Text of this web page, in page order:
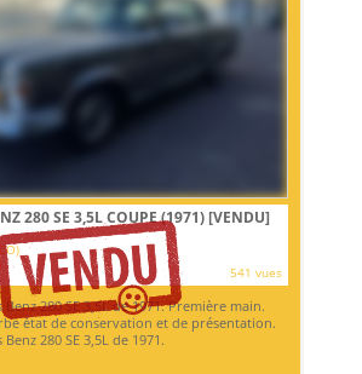
280 SE 3,5L COUPE (1971)[VENDU]
541 vues
280 SE 3,5L de 1971. Première main.
état de conservation et de présentation.
280 SE 3,5L de 1971.